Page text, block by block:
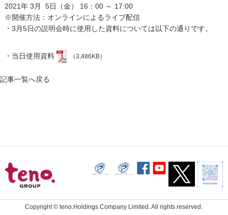
2021年 3月 5日（金） 16：00 ～ 17:00
※開催方法：オンラインによるライブ配信
・3月5日の説明会時に使用した資料については以下の通りです。
・当日使用資料 （3,486KB）
記事一覧へ戻る
Copyright ©teno.Holdings Company Limited.All rights reserved.